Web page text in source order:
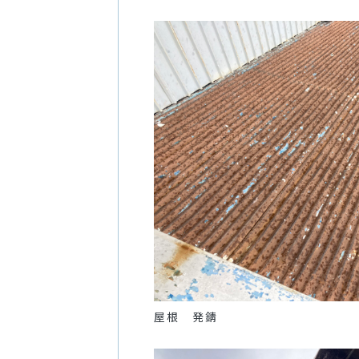
屋根 発錆